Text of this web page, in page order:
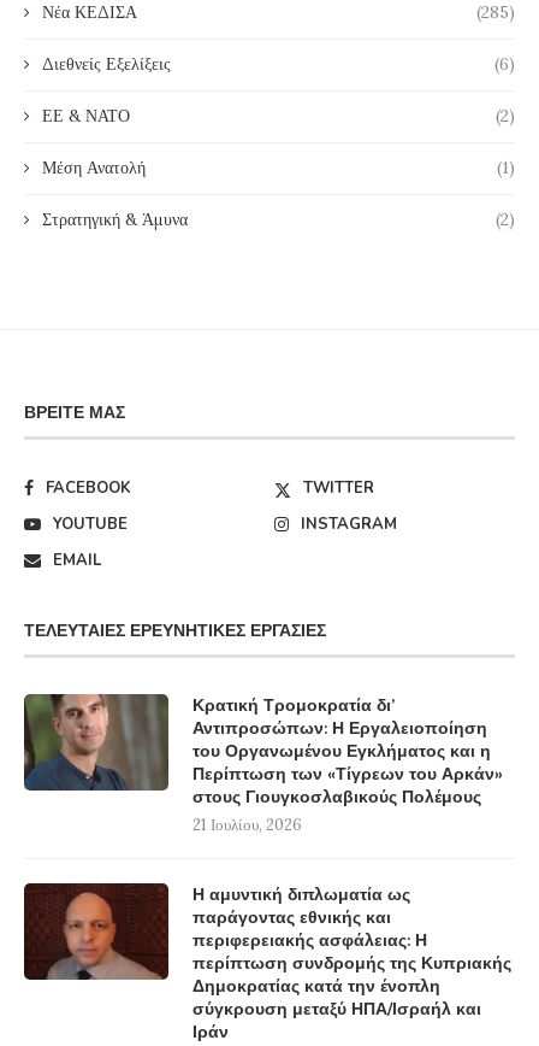
Νέα ΚΕΔΙΣΑ (285)
Διεθνείς Εξελίξεις (6)
ΕΕ & ΝΑΤΟ (2)
Μέση Ανατολή (1)
Στρατηγική & Άμυνα (2)
ΒΡΕΊΤΕ ΜΑΣ
FACEBOOK
TWITTER
YOUTUBE
INSTAGRAM
EMAIL
ΤΕΛΕΥΤΑΊΕΣ ΕΡΕΥΝΗΤΙΚΈΣ ΕΡΓΑΣΊΕΣ
Κρατική Τρομοκρατία δι’
Αντιπροσώπων: Η Εργαλειοποίηση
του Οργανωμένου Εγκλήματος και η
Περίπτωση των «Τίγρεων του Αρκάν»
στους Γιουγκοσλαβικούς Πολέμους
21 Ιουλίου, 2026
Η αμυντική διπλωματία ως
παράγοντας εθνικής και
περιφερειακής ασφάλειας: Η
περίπτωση συνδρομής της Κυπριακής
Δημοκρατίας κατά την ένοπλη
σύγκρουση μεταξύ ΗΠΑ/Ισραήλ και
Ιράν